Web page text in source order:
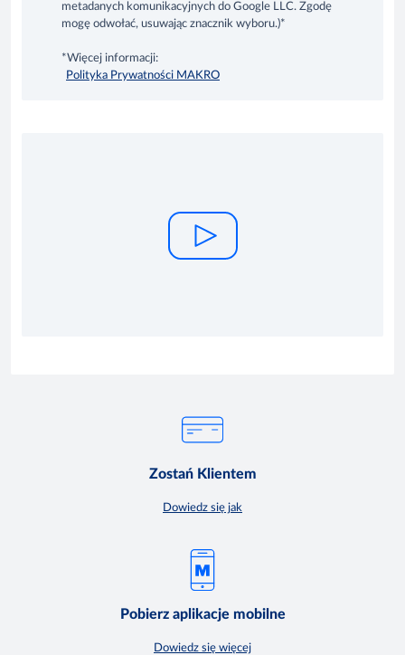
metadanych komunikacyjnych do Google LLC. Zgodę
mogę odwołać, usuwając znacznik wyboru.)*
*Więcej informacji:
Polityka Prywatności MAKRO
Zostań Klientem
Dowiedz się jak
Pobierz aplikacje mobilne
Dowiedz się więcej